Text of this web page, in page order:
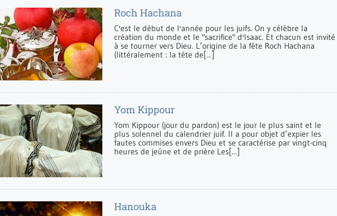
Roch Hachana
C'est le début de l'année pour les juifs. On y célèbre la
création du monde et le "sacrifice" d'Isaac. Et chacun est invité
à se tourner vers Dieu. L’origine de la fête Roch Hachana
(littéralement : la tête de[...]
Yom Kippour
Yom Kippour (jour du pardon) est le jour le plus saint et le
plus solennel du calendrier juif. Il a pour objet d’expier les
fautes commises envers Dieu et se caractérise par vingt-cinq
heures de jeûne et de prière Les[...]
Hanouka